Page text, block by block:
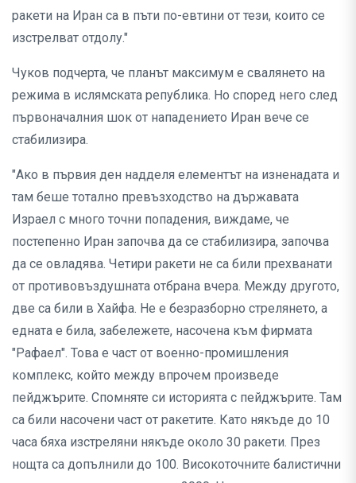
ракети на Иран са в пъти по-евтини от тези, които се
изстрелват отдолу."
Чуков подчерта, че планът максимум е свалянето на
режима в ислямската република. Но според него след
първоначалния шок от нападението Иран вече се
стабилизира.
"Ако в първия ден надделя елементът на изненадата и
там беше тотално превъзходство на държавата
Израел с много точни попадения, виждаме, че
постепенно Иран започва да се стабилизира, започва
да се овладява. Четири ракети не са били прехванати
от противовъздушната отбрана вчера. Между другото,
две са били в Хайфа. Не е безразборно стрелянето, а
едната е била, забележете, насочена към фирмата
"Рафаел". Това е част от военно-промишления
комплекс, който между впрочем произведе
пейджърите. Спомняте си историята с пейджърите. Там
са били насочени част от ракетите. Като някъде до 10
часа бяха изстреляни някъде около 30 ракети. През
нощта са допълнили до 100. Високоточните балистични